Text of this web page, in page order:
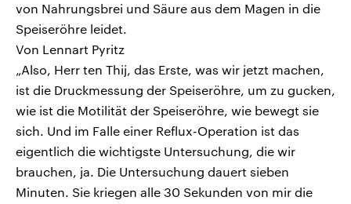
von Nahrungsbrei und Säure aus dem Magen in die
Speiseröhre leidet.
Von Lennart Pyritz
„Also, Herr ten Thij, das Erste, was wir jetzt machen,
ist die Druckmessung der Speiseröhre, um zu gucken,
wie ist die Motilität der Speiseröhre, wie bewegt sie
sich. Und im Falle einer Reflux-Operation ist das
eigentlich die wichtigste Untersuchung, die wir
brauchen, ja. Die Untersuchung dauert sieben
Minuten. Sie kriegen alle 30 Sekunden von mir die